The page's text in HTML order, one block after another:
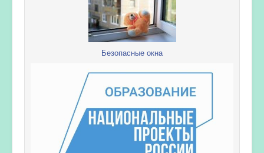
Безопасные окна